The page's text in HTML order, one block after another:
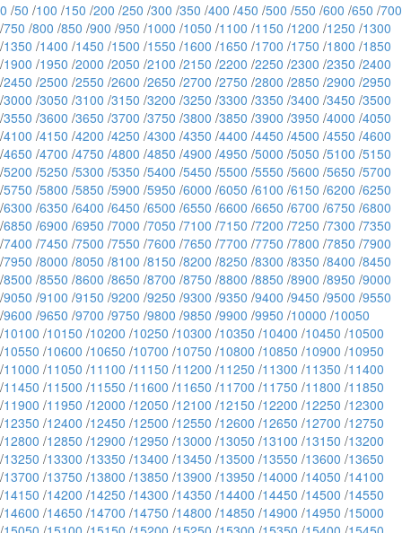
0 /50 /100 /150 /200 /250 /300 /350 /400 /450 /500 /550 /600 /650 /700
/750 /800 /850 /900 /950 /1000 /1050 /1100 /1150 /1200 /1250 /1300
/1350 /1400 /1450 /1500 /1550 /1600 /1650 /1700 /1750 /1800 /1850
/1900 /1950 /2000 /2050 /2100 /2150 /2200 /2250 /2300 /2350 /2400
/2450 /2500 /2550 /2600 /2650 /2700 /2750 /2800 /2850 /2900 /2950
/3000 /3050 /3100 /3150 /3200 /3250 /3300 /3350 /3400 /3450 /3500
/3550 /3600 /3650 /3700 /3750 /3800 /3850 /3900 /3950 /4000 /4050
/4100 /4150 /4200 /4250 /4300 /4350 /4400 /4450 /4500 /4550 /4600
/4650 /4700 /4750 /4800 /4850 /4900 /4950 /5000 /5050 /5100 /5150
/5200 /5250 /5300 /5350 /5400 /5450 /5500 /5550 /5600 /5650 /5700
/5750 /5800 /5850 /5900 /5950 /6000 /6050 /6100 /6150 /6200 /6250
/6300 /6350 /6400 /6450 /6500 /6550 /6600 /6650 /6700 /6750 /6800
/6850 /6900 /6950 /7000 /7050 /7100 /7150 /7200 /7250 /7300 /7350
/7400 /7450 /7500 /7550 /7600 /7650 /7700 /7750 /7800 /7850 /7900
/7950 /8000 /8050 /8100 /8150 /8200 /8250 /8300 /8350 /8400 /8450
/8500 /8550 /8600 /8650 /8700 /8750 /8800 /8850 /8900 /8950 /9000
/9050 /9100 /9150 /9200 /9250 /9300 /9350 /9400 /9450 /9500 /9550
/9600 /9650 /9700 /9750 /9800 /9850 /9900 /9950 /10000 /10050
/10100 /10150 /10200 /10250 /10300 /10350 /10400 /10450 /10500
/10550 /10600 /10650 /10700 /10750 /10800 /10850 /10900 /10950
/11000 /11050 /11100 /11150 /11200 /11250 /11300 /11350 /11400
/11450 /11500 /11550 /11600 /11650 /11700 /11750 /11800 /11850
/11900 /11950 /12000 /12050 /12100 /12150 /12200 /12250 /12300
/12350 /12400 /12450 /12500 /12550 /12600 /12650 /12700 /12750
/12800 /12850 /12900 /12950 /13000 /13050 /13100 /13150 /13200
/13250 /13300 /13350 /13400 /13450 /13500 /13550 /13600 /13650
/13700 /13750 /13800 /13850 /13900 /13950 /14000 /14050 /14100
/14150 /14200 /14250 /14300 /14350 /14400 /14450 /14500 /14550
/14600 /14650 /14700 /14750 /14800 /14850 /14900 /14950 /15000